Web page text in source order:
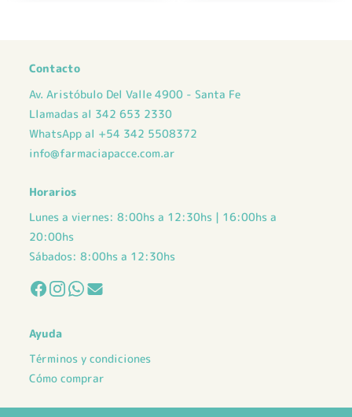
Contacto
Av. Aristóbulo Del Valle 4900 - Santa Fe
Llamadas al 342 653 2330
WhatsApp al +54 342 5508372
info@farmaciapacce.com.ar
Horarios
Lunes a viernes: 8:00hs a 12:30hs | 16:00hs a
20:00hs
Sábados: 8:00hs a 12:30hs
Ayuda
Términos y condiciones
Cómo comprar